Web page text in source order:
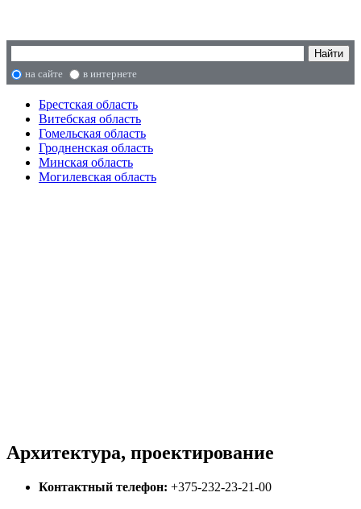
на сайте в интернете
Брестская область
Витебская область
Гомельская область
Гродненская область
Минская область
Могилевская область
Архитектура, проектирование
Контактный телефон: +375-232-23-21-00